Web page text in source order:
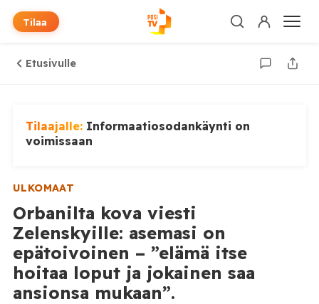
Tilaa
Etusivulle
Tilaajalle: Informaatiosodankäynti on
voimissaan
ULKOMAAT
Orbanilta kova viesti
Zelenskyille: asemasi on
epätoivoinen – ”elämä itse
hoitaa loput ja jokainen saa
ansionsa mukaan”.